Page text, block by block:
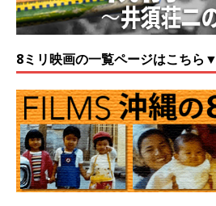
8ミリ映画の一覧ページはこちら▼